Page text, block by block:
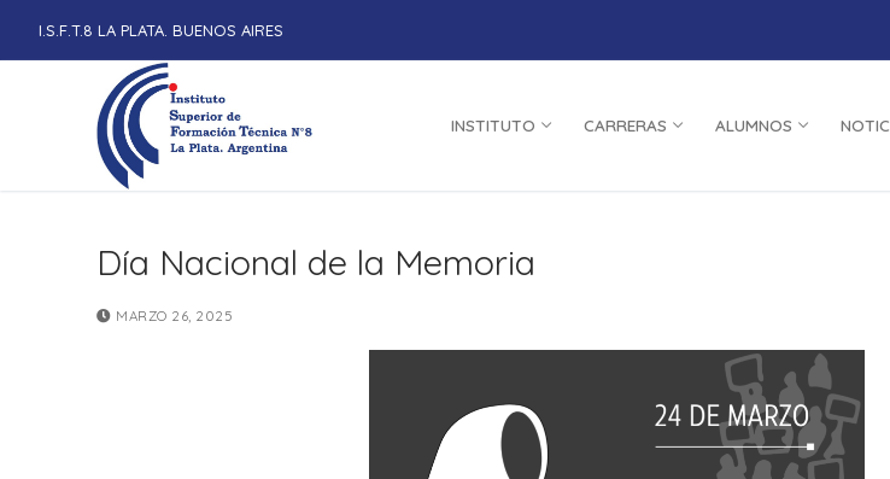
I.S.F.T.8 LA PLATA. BUENOS AIRES
INSTITUTO CARRERAS ALUMNOS
Día Nacional de la Memoria
MARZO 26, 2025